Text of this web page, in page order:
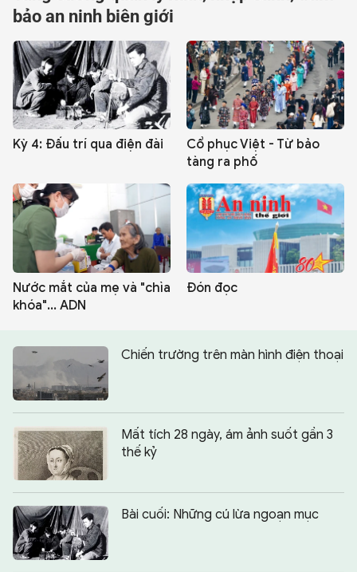
bảo an ninh biên giới
Kỳ 4: Đấu trí qua điện đài
Cổ phục Việt - Từ bảo
tàng ra phố
Nước mắt của mẹ và "chìa
khóa"... ADN
Đón đọc
Chiến trường trên màn hình điện thoại
Mất tích 28 ngày, ám ảnh suốt gần 3
thế kỷ
Bài cuối: Những cú lừa ngoạn mục